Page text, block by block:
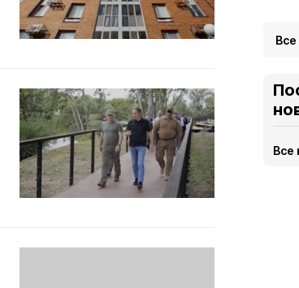
Все